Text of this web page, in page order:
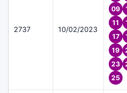
2737 10/02/2023
09
11
17
19
23
25